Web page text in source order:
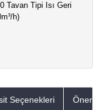
Tavan Tipi Isı Geri
h)
Seçenekleri